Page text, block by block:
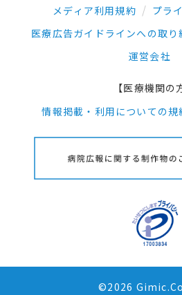
メディア利用規約
プラ
医療広告ガイドラインへの取り
運営会社
【医療機関の
情報掲載・利用についての規
©2026